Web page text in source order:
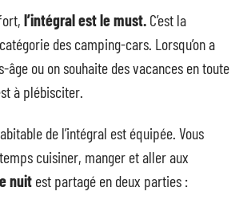
l’intégral est le must. C’est la
des camping-cars. Lorsqu’on a
âge ou on souhaite des vacances en toute
à plébisciter.
de l’intégral est équipée. Vous
cuisiner, manger et aller aux
nuit est partagé en deux parties :